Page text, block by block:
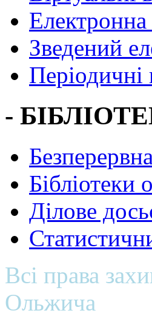
Зведений
Періодичні
-
Бібліотеки
Ділове
Всі права
Ольжича